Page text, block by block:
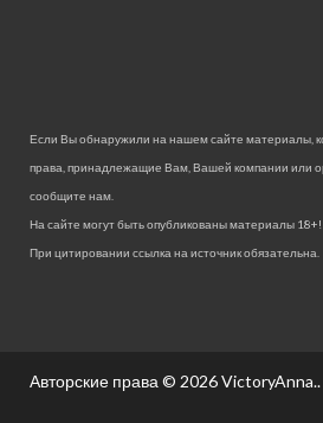
Если Вы обнаружили на нашем сайте материалы,
права, принадлежащие Вам, Вашей компании или
сообщите нам.
На сайте могут быть опубликованы материалы 18+!
При цитировании ссылка на источник обязательна.
Авторские права © 2026VictoryAnna..